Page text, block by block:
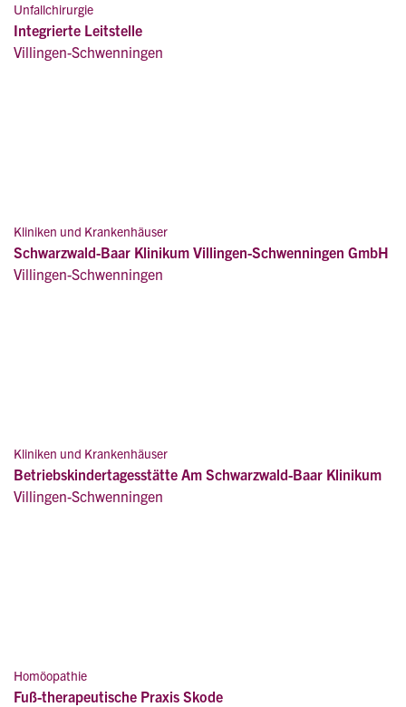
Unfallchirurgie
Integrierte Leitstelle
Villingen-Schwenningen
Kliniken und Krankenhäuser
Schwarzwald-Baar Klinikum Villingen-Schwenningen GmbH
Villingen-Schwenningen
Kliniken und Krankenhäuser
Betriebskindertagesstätte Am Schwarzwald-Baar Klinikum
Villingen-Schwenningen
Homöopathie
Fuß-therapeutische Praxis Skode